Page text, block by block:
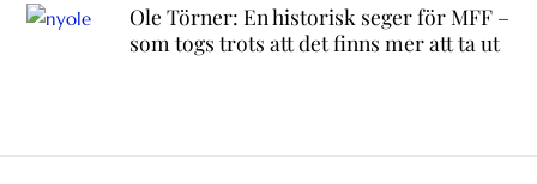
Ole Törner: En historisk seger för MFF –
som togs trots att det finns mer att ta ut